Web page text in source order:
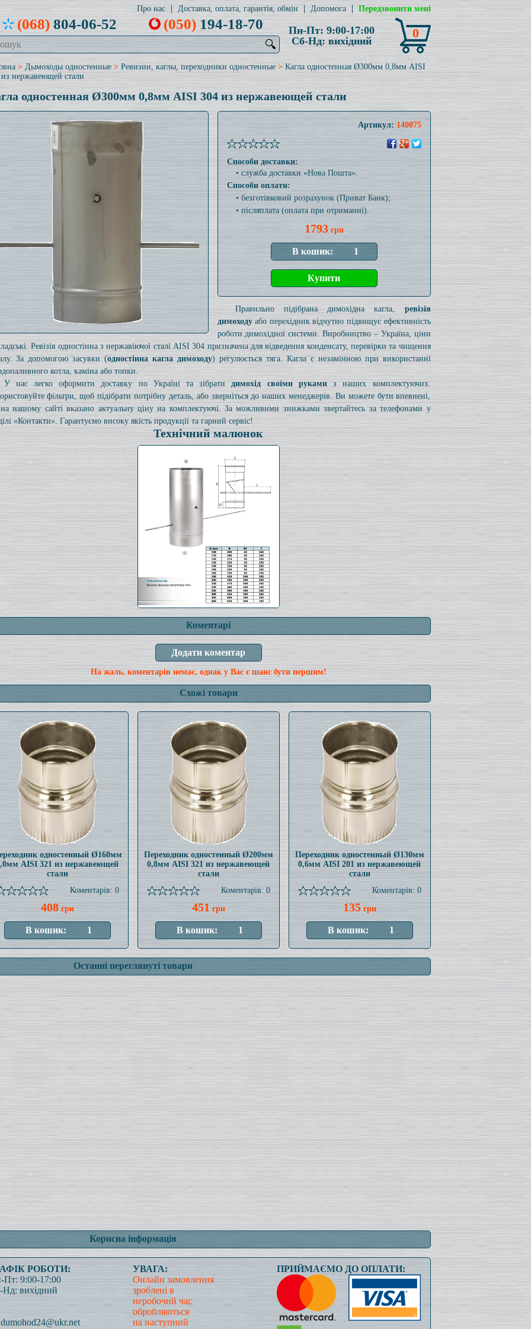
Про нас Доставка, оплата, гарантія, обмін Допомога Передзвонити мені
(068)804-06-52 (050)194-18-70
🔍
Пн-Пт: 9:00-17:00
Сб-Нд: вихідний
0
> Дымоходы одностенные> Ревизии, каглы, переходники одностенные> Кагла одностенная Ø300мм 0,8мм AISI
нержавеющей стали
одностенная Ø300мм 0,8мм AISI 304 из нержавеющей стали
Артикул:140075
Способи доставки:
• служба доставки «Нова Пошта».
Способи оплати:
• безготівковий розрахунок (Приват Банк);
• післяплата (оплата при отриманні).
1793грн
Правильно підібрана димохідна кагла, ревізія
димоходуабо перехідник відчутно підвищує ефективність
роботи димохідної системи. Виробництво – Україна, ціни
Ревізія одностінна з нержавіючої сталі AISI 304 призначена для відведення конденсату, перевірки та чищення
За допомогою засувки (одностінна кагла димоходу) регулюється тяга. Кагла є незамінною при використанні
котла, каміна або топки.
У нас легко оформити доставку по Україні та зібратидимохід своїми рукамиз наших комплектуючих.
фільтри, щоб підібрати потрібну деталь, або зверніться до наших менеджерів. Ви можете бути впевнені,
нашому сайті вказано актуальну ціну на комплектуючі. За можливими знижками звертайтесь за телефонами у
«Контакти». Гарантуємо високу якість продукції та гарний сервіс!
Технічний малюнок
Коментарі
На жаль, коментарів немає, однак у Вас є шанс бути першим!
Схожі товари
одностенный Ø160мм
AISI 321 из нержавеющей
стали
Коментарів: 0
408грн
Переходник одностенный Ø200мм
0,8мм AISI 321 из нержавеющей
стали
Коментарів: 0
451грн
Переходник одностенный Ø130мм
0,6мм AISI 201 из нержавеющей
стали
Коментарів: 0
135грн
Останні переглянуті товари
Корисна інформація
РОБОТИ:
9:00-17:00
вихідний
УВАГА:
Онлайн замовлення
зроблені в
неробочий час
обробляються
на наступний
ПРИЙМАЄМО ДО ОПЛАТИ: